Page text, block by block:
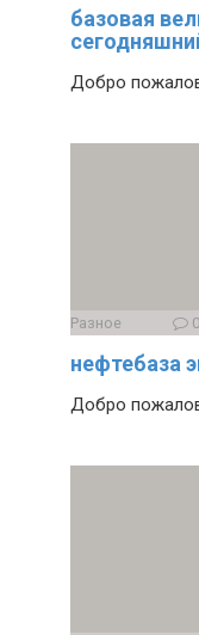
базовая
Добро
Разное 0
нефтебаза
Добро